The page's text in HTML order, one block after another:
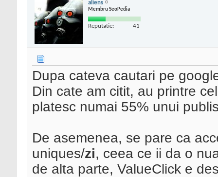
aliens
Membru SeoPedia
Reputatie: 41
Dupa cateva cautari pe
Din cate am citit, au printre
platesc numai 55% unui
De asemenea, se pare ca
uniques/zi, ceea ce ii da o
de alta parte, ValueClick e